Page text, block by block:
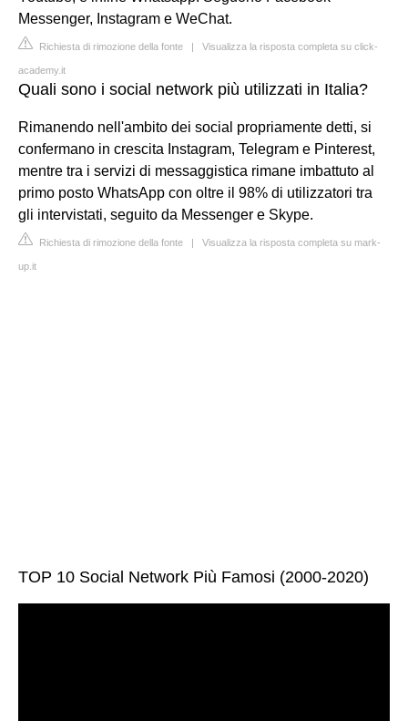
Messenger, Instagram e WeChat.
Richiesta di rimozione della fonte | Visualizza la risposta completa su click-
academy.it
Quali sono i social network più utilizzati in Italia?
Rimanendo nell'ambito dei social propriamente detti, si
confermano in crescita Instagram, Telegram e Pinterest,
mentre tra i servizi di messaggistica rimane imbattuto al
primo posto WhatsApp con oltre il 98% di utilizzatori tra
gli intervistati, seguito da Messenger e Skype.
Richiesta di rimozione della fonte | Visualizza la risposta completa su mark-
up.it
TOP 10 Social Network Più Famosi (2000-2020)